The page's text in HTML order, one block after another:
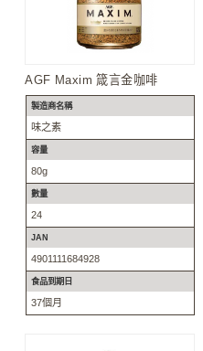
AGF Maxim 箴言金咖啡
製造商名稱
味之素
容量
80g
數量
24
JAN
4901111684928
食品到期日
37個月